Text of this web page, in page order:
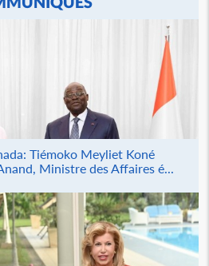
Tiémoko Meyliet Koné
Ministre des Affaires é...